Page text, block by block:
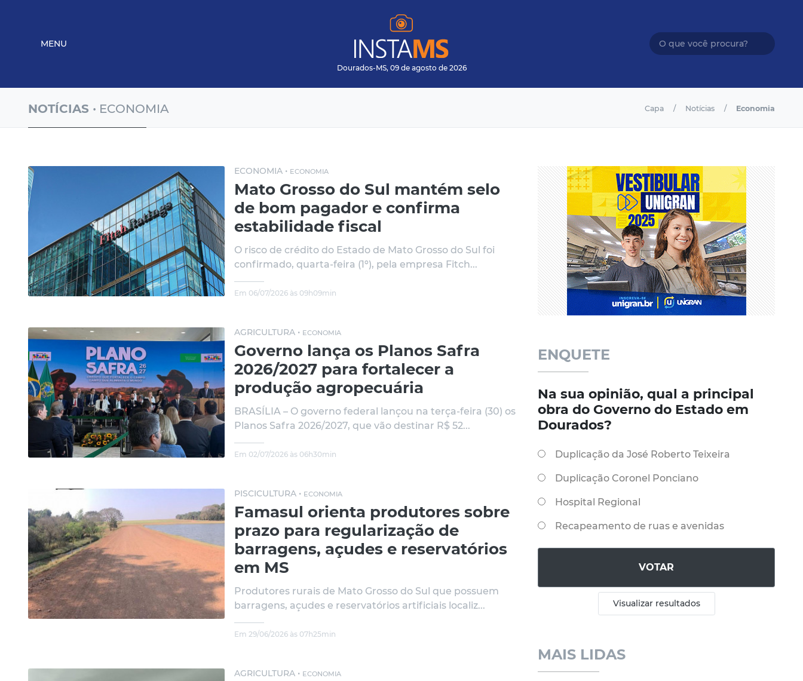
MENU
Dourados-MS, 09 de agosto de 2026
NOTÍCIAS • ECONOMIA Capa Notícias Economia
ECONOMIA • ECONOMIA
Mato Grosso do Sul mantém selo
de bom pagador e confirma
estabilidade fiscal
O risco de crédito do Estado de Mato Grosso do Sul foi
confirmado, quarta-feira (1º), pela empresa Fitch...
Em 06/07/2026 às 09h09min
AGRICULTURA • ECONOMIA
Governo lança os Planos Safra
2026/2027 para fortalecer a
produção agropecuária
BRASÍLIA – O governo federal lançou na terça-feira (30) os
Planos Safra 2026/2027, que vão destinar R$ 52...
Em 02/07/2026 às 06h30min
PISCICULTURA • ECONOMIA
Famasul orienta produtores sobre
prazo para regularização de
barragens, açudes e reservatórios
em MS
Produtores rurais de Mato Grosso do Sul que possuem
barragens, açudes e reservatórios artificiais localiz...
Em 29/06/2026 às 07h25min
AGRICULTURA • ECONOMIA
ENQUETE
Na sua opinião, qual a principal
obra do Governo do Estado em
Dourados?
Duplicação da José Roberto Teixeira
Duplicação Coronel Ponciano
Hospital Regional
Recapeamento de ruas e avenidas
VOTAR
Visualizar resultados
MAIS LIDAS